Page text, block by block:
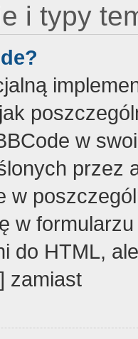
i typy
w
przez
w
w
do HTML,
zamiast